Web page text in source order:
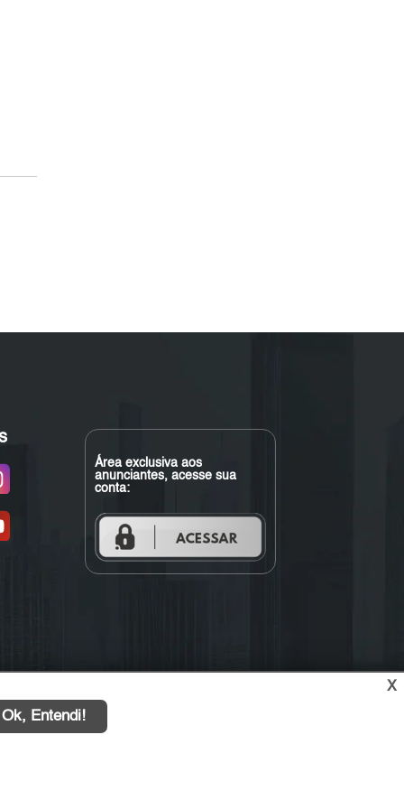
Área exclusiva aos
anunciantes, acesse sua
conta:
X
Ok, Entendi!